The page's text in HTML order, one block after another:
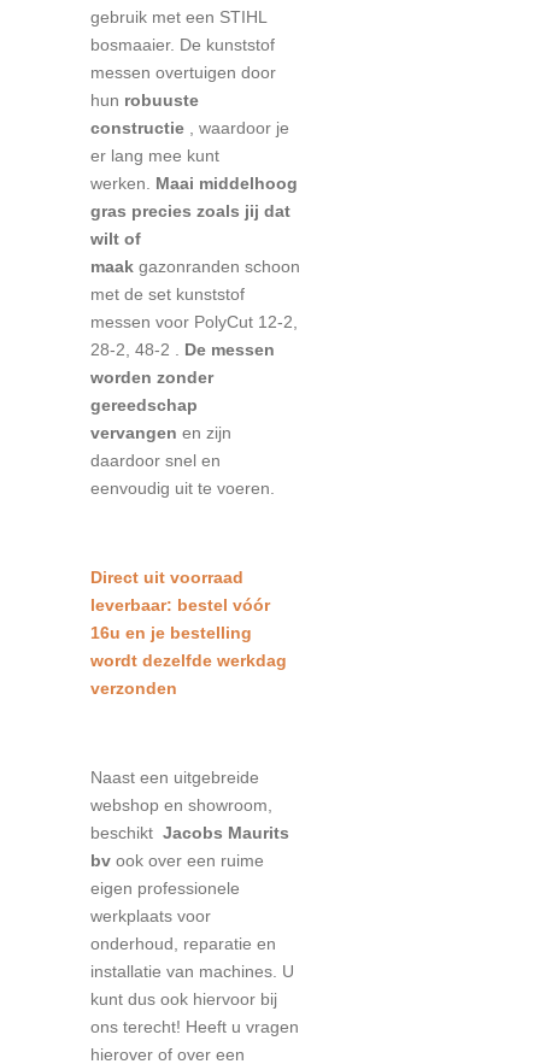
gebruik met een STIHL
bosmaaier. De kunststof
messen overtuigen door
hun robuuste
constructie
, waardoor je
er lang mee kunt
werken.
Maai middelhoog
gras precies zoals jij dat
wilt of
maak gazonranden schoon
met de set kunststof
messen voor PolyCut 12-2,
28-2, 48-2
De messen
worden zonder
gereedschap
vervangen en zijn
daardoor snel en
eenvoudig uit te voeren.
Direct uit voorraad
leverbaar: bestel vóór
16u en je bestelling
wordt dezelfde werkdag
verzonden
Naast een uitgebreide
webshop en showroom,
beschikt Jacobs Maurits
bv ook over een ruime
eigen professionele
werkplaats voor
onderhoud, reparatie en
installatie van machines. U
kunt dus ook hiervoor bij
ons terecht! Heeft u vragen
hierover of over een